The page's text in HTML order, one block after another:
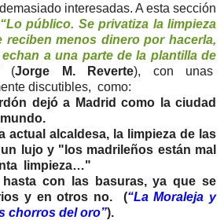
interesadas. A esta sección
“Lo público. Se privatiza la limpieza
reciben menos dinero por hacerla,
a una parte de la plantilla de
Jorge M. Reverte), con unas
discutibles, como:
dejó a Madrid como la ciudad
actual alcaldesa, la limpieza de las
lujo y "los madrileños están mal
limpieza…"
con las basuras, ya que se
y en otros no. (“La Moraleja y
chorros del oro”).